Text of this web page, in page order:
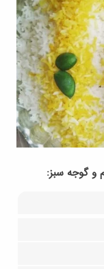
و گوجه سبز: